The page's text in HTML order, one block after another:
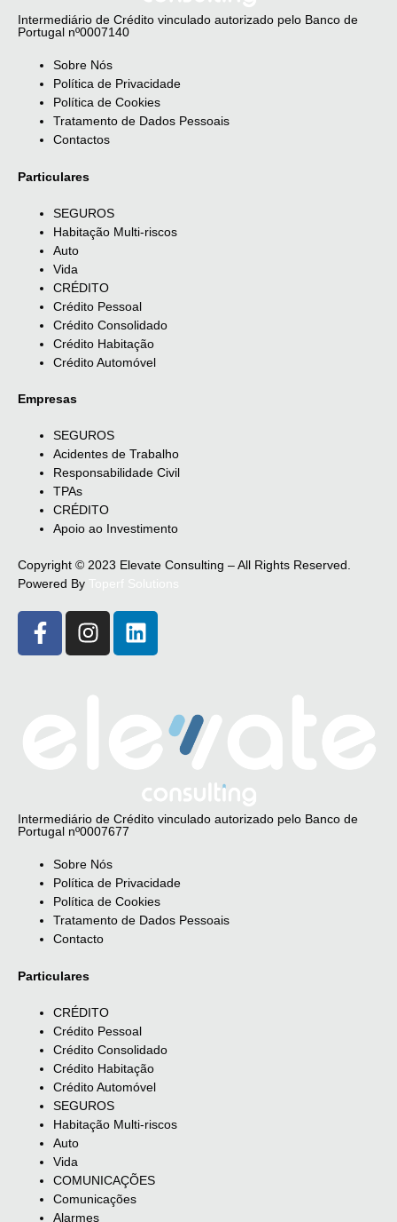
Intermediário de Crédito vinculado autorizado pelo Banco de
Portugal nº0007140
Sobre Nós
Política de Privacidade
Política de Cookies
Tratamento de Dados Pessoais
Contactos
Particulares
SEGUROS
Habitação Multi-riscos
Auto
Vida
CRÉDITO
Crédito Pessoal
Crédito Consolidado
Crédito Habitação
Crédito Automóvel
Empresas
SEGUROS
Acidentes de Trabalho
Responsabilidade Civil
TPAs
CRÉDITO
Apoio ao Investimento
Copyright © 2023 Elevate Consulting – All Rights Reserved.
Powered By
Intermediário de Crédito vinculado autorizado pelo Banco de
Portugal nº0007677
Sobre Nós
Política de Privacidade
Política de Cookies
Tratamento de Dados Pessoais
Contacto
Particulares
CRÉDITO
Crédito Pessoal
Crédito Consolidado
Crédito Habitação
Crédito Automóvel
SEGUROS
Habitação Multi-riscos
Auto
Vida
COMUNICAÇÕES
Comunicações
Alarmes